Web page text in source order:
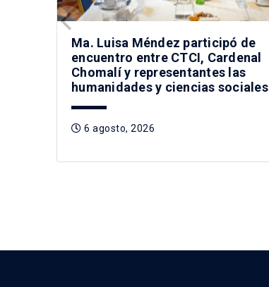
Ma. Luisa Méndez participó de
encuentro entre CTCI, Cardenal
Chomalí y representantes las
humanidades y ciencias sociales
6 agosto, 2026